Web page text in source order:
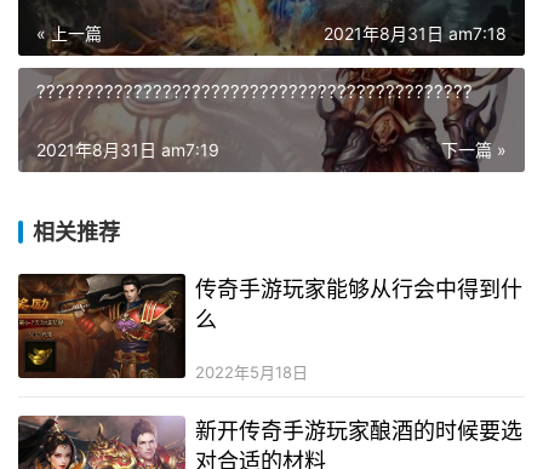
« 上一篇 2021年8月31日 am7:18
?????????????????????????????????????????????
下一篇 »
2021年8月31日 am7:19
相关推荐
传奇手游玩家能够从行会中得到什
么
2022年5月18日
新开传奇手游玩家酿酒的时候要选
对合适的材料